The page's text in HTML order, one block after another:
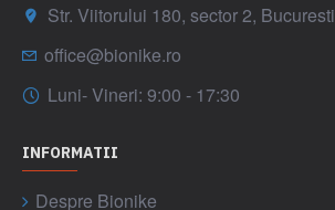
Str. Viitorului 180, sector 2, Bucuresti
office@bionike.ro
Luni- Vineri: 9:00 - 17:30
INFORMATII
Despre Bionike